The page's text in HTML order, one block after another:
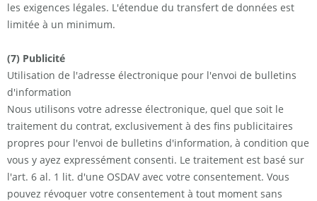
les exigences légales. L'étendue du transfert de données est
limitée à un minimum.
(7) Publicité
Utilisation de l'adresse électronique pour l'envoi de bulletins
d'information
Nous utilisons votre adresse électronique, quel que soit le
traitement du contrat, exclusivement à des fins publicitaires
propres pour l'envoi de bulletins d'information, à condition que
vous y ayez expressément consenti. Le traitement est basé sur
l'art. 6 al. 1 lit. d'une OSDAV avec votre consentement. Vous
pouvez révoquer votre consentement à tout moment sans